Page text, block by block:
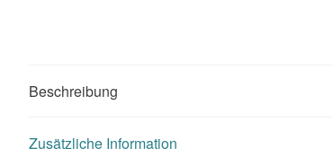
Beschreibung
Zusätzliche Information